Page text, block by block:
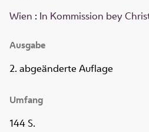
Wien : In Kommission bey
Ausgabe
2. abgeänderte Auflage
Umfang
144 S.